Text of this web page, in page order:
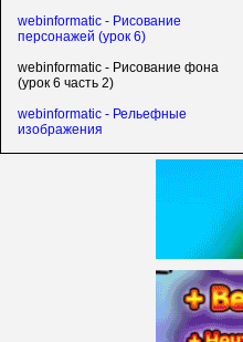
webinformatic - Рисование
персонажей (урок 6)
webinformatic - Рисование фона
(урок 6 часть 2)
webinformatic - Рельефные
изображения